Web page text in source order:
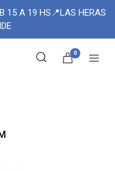
15 A 19 HS📍LAS HERAS
0